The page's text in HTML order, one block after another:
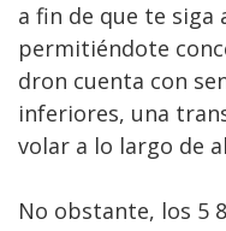
a fin de que te
permitiéndote
dron cuenta con
inferiores, una
volar a lo largo de
No obstante, los 5